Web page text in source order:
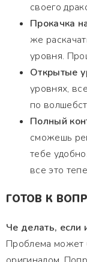
своего
Прокачка
же
уровня.
Открытые
уровнях,
по
Полный
сможешь
тебе
все это
ГОТОВ К
Че делать, если
Проблема может